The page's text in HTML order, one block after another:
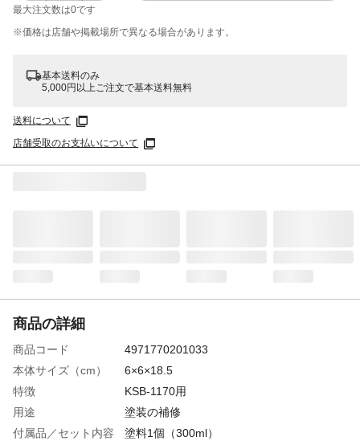
最大注文数は0です
※価格は​店舗や​掲載場所で​異なる​場合が​あります。
基本送料のみ
5,000円以上ご注文で基本送料無料
送料について
店舗受取のお支払いについて
商品の詳細
商品コード
4971770201033
本体サイズ（cm）
6×6×18.5
特徴
KSB-1170用
用途
塗装の補修
付属品／セット内容
塗料1個（300ml）